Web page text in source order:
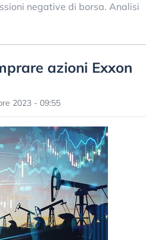
negative di borsa. Analisi
azioni Exxon
2023 - 09:55